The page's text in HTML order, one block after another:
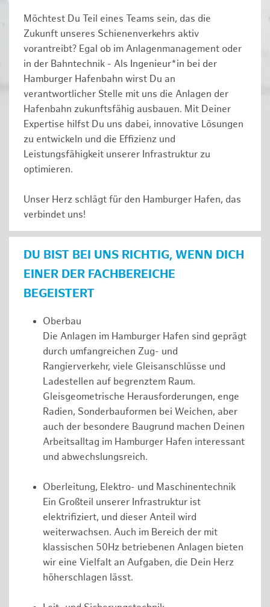
Möchtest Du Teil eines Teams sein, das die
Zukunft unseres Schienenverkehrs aktiv
vorantreibt? Egal ob im Anlagenmanagement oder
in der Bahntechnik - Als Ingenieur*in bei der
Hamburger Hafenbahn wirst Du an
verantwortlicher Stelle mit uns die Anlagen der
Hafenbahn zukunftsfähig ausbauen. Mit Deiner
Expertise hilfst Du uns dabei, innovative Lösungen
zu entwickeln und die Effizienz und
Leistungsfähigkeit unserer Infrastruktur zu
optimieren.
Unser Herz schlägt für den Hamburger Hafen, das
verbindet uns!
DU BIST BEI UNS RICHTIG, WENN DICH
EINER DER FACHBEREICHE
BEGEISTERT
Oberbau
Die Anlagen im Hamburger Hafen sind geprägt
durch umfangreichen Zug- und
Rangierverkehr, viele Gleisanschlüsse und
Ladestellen auf begrenztem Raum.
Gleisgeometrische Herausforderungen, enge
Radien, Sonderbauformen bei Weichen, aber
auch der besondere Baugrund machen Deinen
Arbeitsalltag im Hamburger Hafen interessant
und abwechslungsreich.
Oberleitung, Elektro- und Maschinentechnik
Ein Großteil unserer Infrastruktur ist
elektrifiziert, und dieser Anteil wird
weiterwachsen. Auch im Bereich der mit
klassischen 50Hz betriebenen Anlagen bieten
wir eine Vielfalt an Aufgaben, die Dein Herz
höherschlagen lässt.